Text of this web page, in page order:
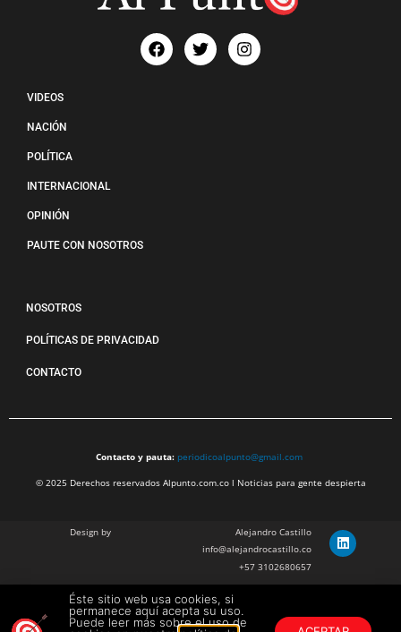
VIDEOS
NACIÓN
POLÍTICA
INTERNACIONAL
OPINIÓN
PAUTE CON NOSOTROS
NOSOTROS
POLÍTICAS DE PRIVACIDAD
CONTACTO
Contacto y pauta: periodicoalpunto@gmail.com
© 2025 Derechos reservados Alpunto.com.co l Noticias para gente despierta
Design by
Alejandro Castillo
info@alejandrocastillo.co
+57 3102680657
Julian Barragan Verano
julbarg@gmail.com
Éste sitio web usa cookies, si
permanece aquí acepta su uso.
Puede leer más sobre el uso de